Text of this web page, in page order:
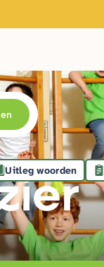
r
Uitleg woorden